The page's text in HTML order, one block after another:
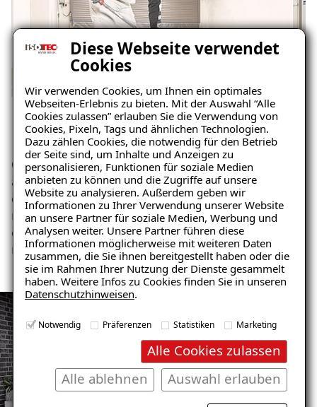
Diese Webseite verwendet
Cookies
Wir verwenden Cookies, um Ihnen ein optimales
Webseiten-Erlebnis zu bieten. Mit der Auswahl “Alle
Cookies zulassen” erlauben Sie die Verwendung von
Cookies, Pixeln, Tags und ähnlichen Technologien.
Dazu zählen Cookies, die notwendig für den Betrieb
der Seite sind, um Inhalte und Anzeigen zu
personalisieren, Funktionen für soziale Medien
anbieten zu können und die Zugriffe auf unsere
Website zu analysieren. Außerdem geben wir
Informationen zu Ihrer Verwendung unserer Website
an unsere Partner für soziale Medien, Werbung und
Analysen weiter. Unsere Partner führen diese
Informationen möglicherweise mit weiteren Daten
zusammen, die Sie ihnen bereitgestellt haben oder die
sie im Rahmen Ihrer Nutzung der Dienste gesammelt
haben. Weitere Infos zu Cookies finden Sie in unseren
Datenschutzhinweisen.
Notwendig Präferenzen Statistiken Marketing
Alle Cookies zulassen
Auswahl erlauben
Alle ablehnen
Defekte Bodenbeschichtung
Garagenböden sind großen Beanspruchungen
ausgesetzt. Dadurch kann es zu Fehlstellen im Belag
oder der ggf. vorhandenen Beschichtung kommen. Je
nach Untergrundbeschaffenheit und
objektspezifischen Begebenheiten ist es möglich eine
neue Bodenbeschichtung aufzutragen.